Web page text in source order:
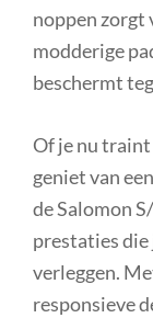
noppen zorgt
modderige
beschermt
Of je nu
geniet van
de Salomon
prestaties die
verleggen.
responsieve